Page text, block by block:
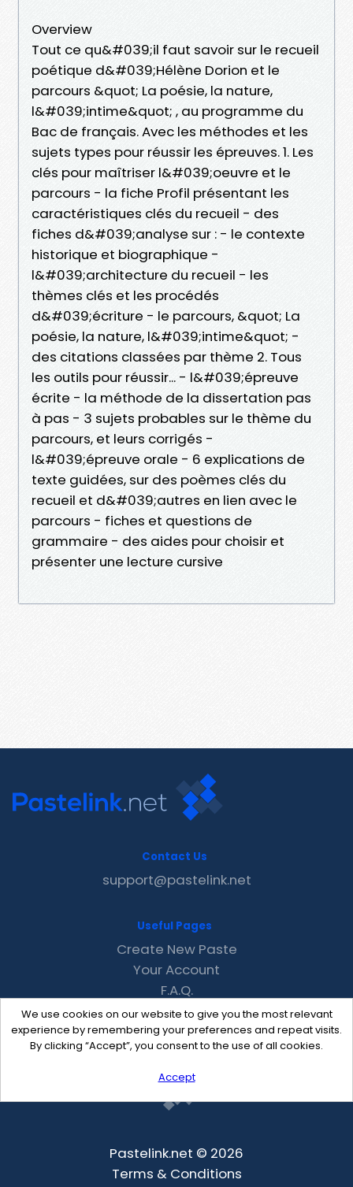
Overview
Tout ce qu&#039;il faut savoir sur le recueil
poétique d&#039;Hélène Dorion et le
parcours &quot; La poésie, la nature,
l&#039;intime&quot; , au programme du
Bac de français. Avec les méthodes et les
sujets types pour réussir les épreuves. 1. Les
clés pour maîtriser l&#039;oeuvre et le
parcours - la fiche Profil présentant les
caractéristiques clés du recueil - des
fiches d&#039;analyse sur : - le contexte
historique et biographique -
l&#039;architecture du recueil - les
thèmes clés et les procédés
d&#039;écriture - le parcours, &quot; La
poésie, la nature, l&#039;intime&quot; -
des citations classées par thème 2. Tous
les outils pour réussir... - l&#039;épreuve
écrite - la méthode de la dissertation pas
à pas - 3 sujets probables sur le thème du
parcours, et leurs corrigés -
l&#039;épreuve orale - 6 explications de
texte guidées, sur des poèmes clés du
recueil et d&#039;autres en lien avec le
parcours - fiches et questions de
grammaire - des aides pour choisir et
présenter une lecture cursive
We use cookies on our website to give you the most relevant
experience by remembering your preferences and repeat visits.
By clicking “Accept”, you consent to the use of all cookies.
Accept
Contact Us
support@pastelink.net
Useful Pages
Create New Paste
Your Account
F.A.Q.
Recent
Contact
Pastelink.net © 2026
Terms & Conditions